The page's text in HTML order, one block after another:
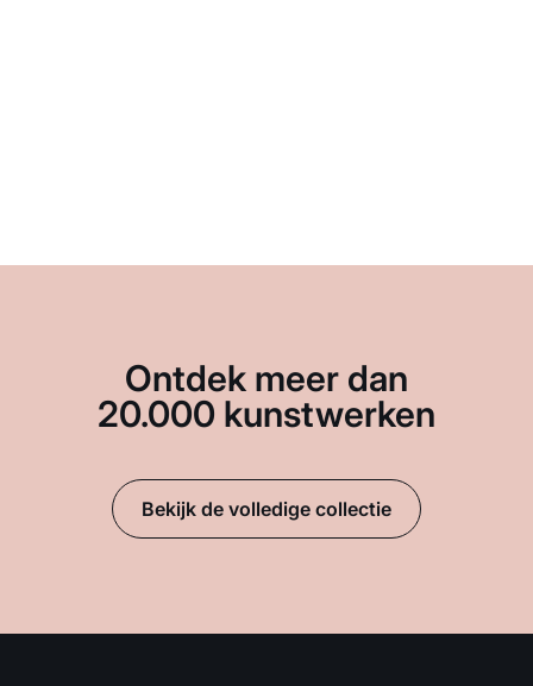
Ontdek meer dan
20.000 kunstwerken
Bekijk de volledige collectie